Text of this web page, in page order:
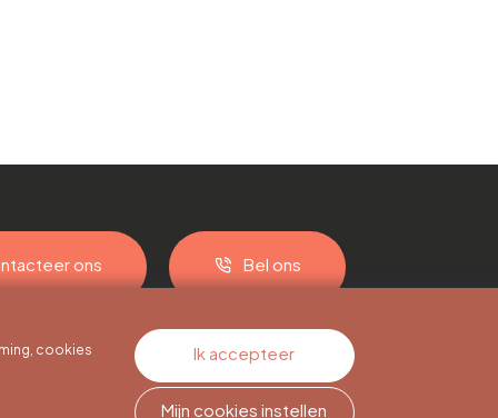
ons Bel ons
cookies
Ik accepteer
Mijn cookies instellen